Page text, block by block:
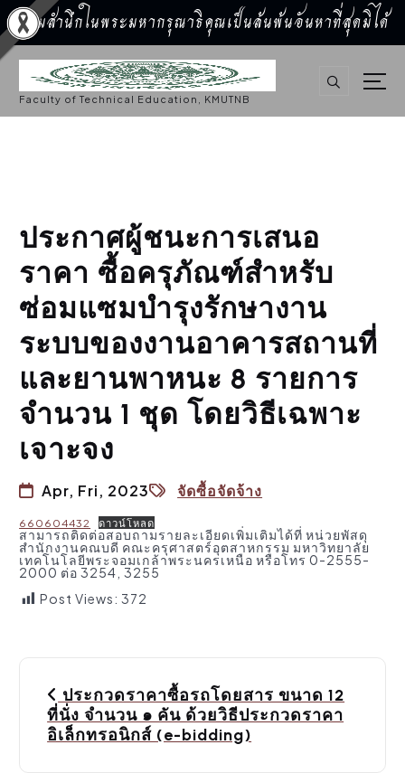
น้อมสำนึกในพระมหากรุณาธิคุณเป็นล้นพ้นอันหาที่สุดมิได้
S
k
o
Faculty of Technical Education, KMUTNB
ประกาศผู้ชนะการเสนอ
ราคา ซื้อครุภัณฑ์สำหรับ
ซ่อมแซมบำรุงรักษางาน
ระบบของงานอาคารสถานที่
และยานพาหนะ 8 รายการ
จำนวน 1 ชุด โดยวิธีเฉพาะ
เจาะจง
Apr, Fri, 2023 จัดซื้อจัดจ้าง
660604432 ดาวน์โหลด
สามารถติดต่อสอบถามรายละเอียดเพิ่มเติมได้ที่ หน่วยพัสดุ
สำนักงานคณบดี คณะครุศาสตร์อุตสาหกรรม มหาวิทยาลัย
เทคโนโลยีพระจอมเกล้าพระนครเหนือ หรือโทร 0-2555-
2000 ต่อ 3254, 3255
Post Views: 372
ประกวดราคาซื้อรถโดยสาร ขนาด 12
ที่นั่ง จำนวน ๑ คัน ด้วยวิธีประกวดราคา
อิเล็กทรอนิกส์ (e-bidding)